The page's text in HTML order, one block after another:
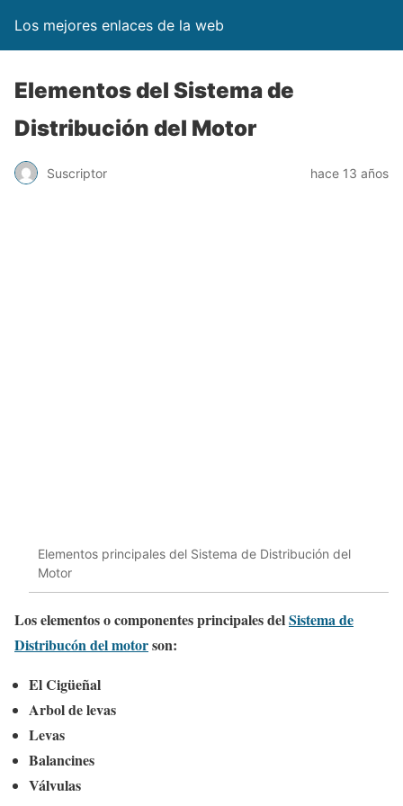
Los mejores enlaces de la web
Elementos del Sistema de
Distribución del Motor
Suscriptor hace 13 años
Elementos principales del Sistema de Distribución del
Motor
Los elementos o componentes principales delSistema de
Distribucón del motorson:
El Cigüeñal
Arbol de levas
Levas
Balancines
Válvulas